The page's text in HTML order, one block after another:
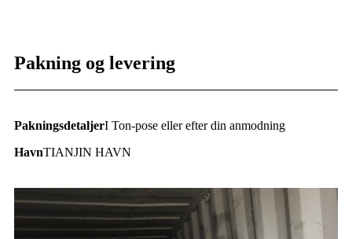
Pakning og levering
PakningsdetaljerI Ton-pose eller efter din anmodning
HavnTIANJIN HAVN